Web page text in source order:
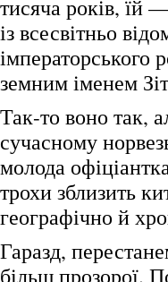
тисяча років, їй
із всесвітньо
імператорського
земним іменем
Так-то воно так,
сучасному
молода
трохи зблизить
географічно й
Гаразд,
більш прозорої.